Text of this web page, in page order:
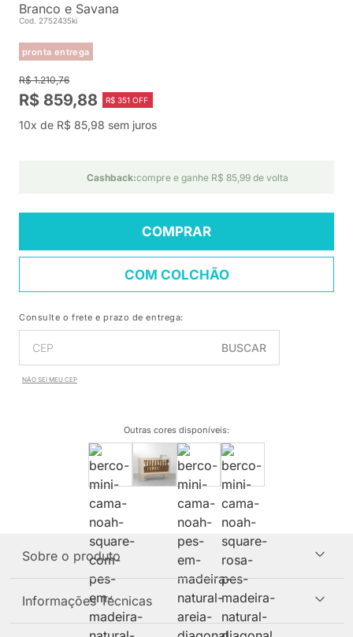
Branco e Savana
Cod. 2752435ki
pronta entrega
R$ 1.210,76
R$ 859,88 R$ 351 OFF
10x de R$ 85,98 sem juros
Cashback:compre e ganhe R$ 85,99 de volta
COMPRAR
COM COLCHÃO
Consulte o frete e prazo de entrega:
BUSCAR
NÃO SEI MEU CEP
Outras cores disponíveis:
Sobre o produto
Informações Técnicas